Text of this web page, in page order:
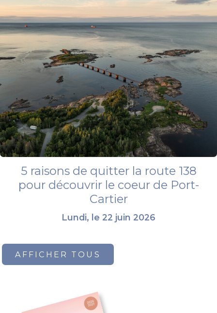
5 raisons de quitter la route 138
pour découvrir le coeur de Port-
Cartier
Lundi, le 22 juin 2026
AFFICHER TOUS